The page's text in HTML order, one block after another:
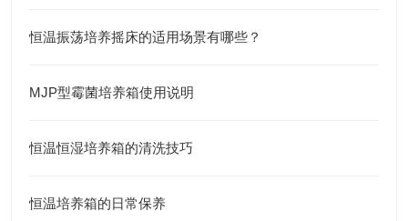
恒温振荡培养摇床的适用场景有哪些？
MJP型霉菌培养箱使用说明
恒温恒湿培养箱的清洗技巧
恒温培养箱的日常保养